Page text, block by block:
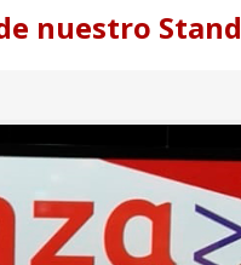
nuestro Stand